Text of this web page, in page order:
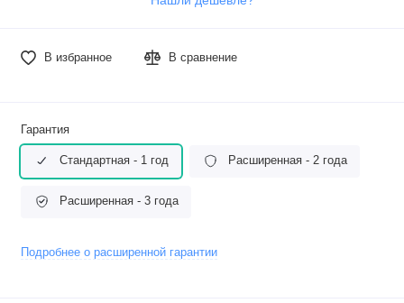
В избранное В сравнение
Гарантия
Стандартная - 1 год Расширенная - 2 года
Расширенная - 3 года
Подробнее о расширенной гарантии